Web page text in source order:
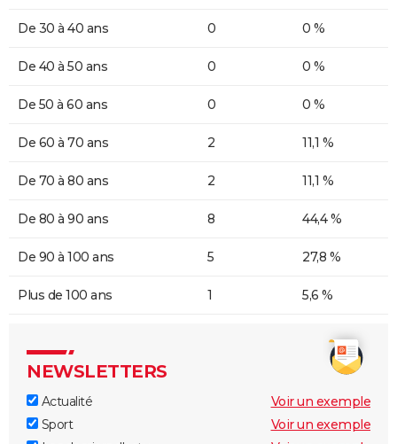
De 30 à 40 ans 0 0 %
De 40 à 50 ans 0 0 %
De 50 à 60 ans 0 0 %
De 60 à 70 ans 2 11,1 %
De 70 à 80 ans 2 11,1 %
De 80 à 90 ans 8 44,4 %
De 90 à 100 ans 5 27,8 %
Plus de 100 ans 1 5,6 %
NEWSLETTERS
Actualité
Voir un exemple
Sport
Voir un exemple